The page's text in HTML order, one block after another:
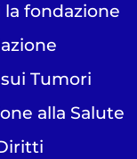
la fondazione
Tumori
alla Salute